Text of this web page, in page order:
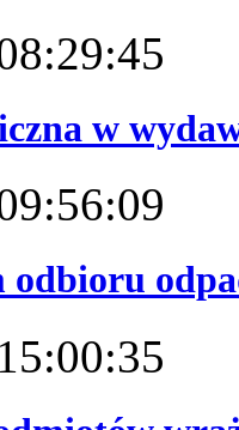
w